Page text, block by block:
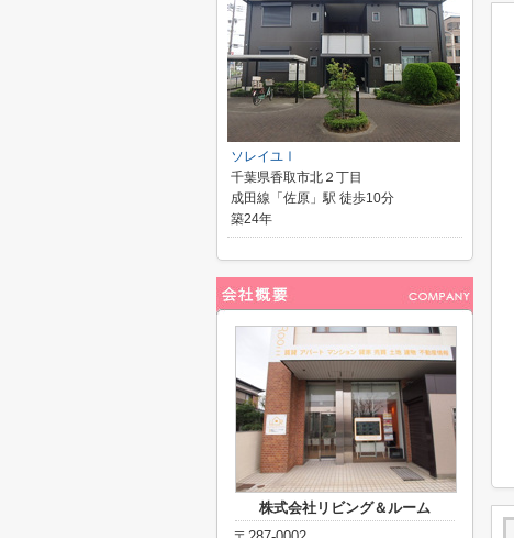
ソレイユⅠ
千葉県香取市北２丁目
成田線「佐原」駅 徒歩10分
築24年
株式会社リビング＆ルーム